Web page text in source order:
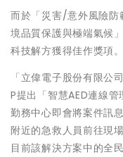
而於「災害/意外風險防
境品質保護與極端氣候
科技解方獲得佳作獎項。
「立偉電子股份有限公
P提出「智慧AED連線管
勤務中心即會將案件訊
附近的急救人員前往現
目前該解決方案中的全